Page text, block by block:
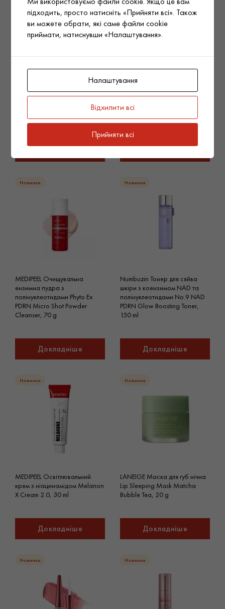
керамідами Cera-nol Gel
Toner Pads, 60 шт., 140 g
MEDIPEEL Стік для шиї та
декольте преміум-класу з
пептидами Premium Peptide
Naite 1000 Shot Neck Stick
2.0, 20 g
Новинка
MEDIPEEL Очищувальна
ензимна пудра з
полінуклеотидами Phyto Ex
PDRN Micro Shot Powder
Cleanser, 70 g
Докладніше
Новинка
Numbuzin Тонер для сяйва
шкіри з коензимом NAD та
полінуклеотидами No.9 NAD
PDRN Glow Boosting Toner,
150 ml
Докладніше
Новинка
MEDIPEEL Освітлювальний
крем з ніацинамідом Melanon
X Cream 2.0, 30 ml
Докладніше
Новинка
LANEIGE Маска для губ нічна
Lip Sleeping Mask Matcha
Bubble Tea, 20 g
Докладніше
Новинка Новинка
підходить, просто натисніть «Прийняти всі». Також
ви можете обрати, які саме файли cookie
приймати, натиснувши «Налаштування».
Налаштування
Відхилити всі
Прийняти всі